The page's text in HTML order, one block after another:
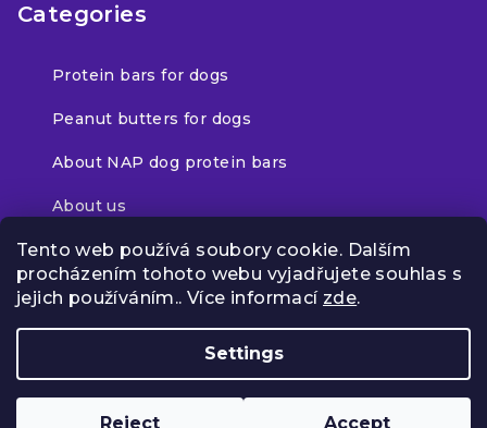
Tento web používá soubory cookie. Dalším
procházením tohoto webu vyjadřujete souhlas s
jejich používáním.. Více informací zde.
Settings
Reject Accept
Categories
Protein bars for dogs
Peanut butters for dogs
About NAP dog protein bars
About us
Facebook
NAP